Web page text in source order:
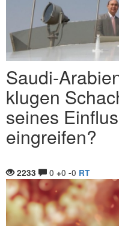
Saudi-
klugen
seines
eingreifen?
2233 0 +0 -0 RT